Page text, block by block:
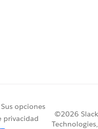
Sus opciones
privacidad
©2026 Slack
Technologies,